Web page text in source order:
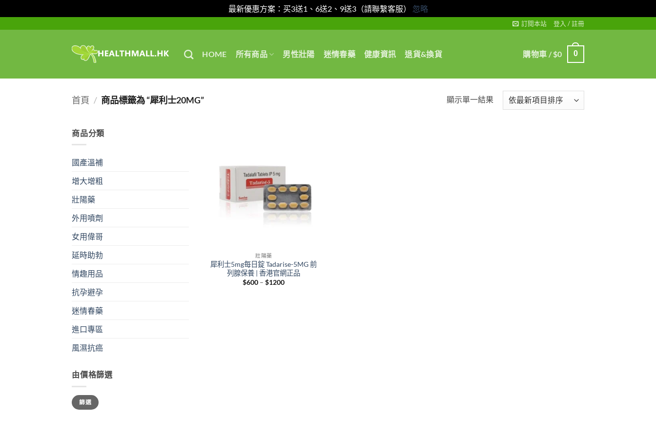
最新優惠方案：买3送1、6送2、9送3（請聯繫客服） 忽略
訂閱本站 登入 / 註冊
HOME 所有商品 男性壯陽 迷情春藥 健康資訊 退貨&換貨 購物車 /$0 0
首頁 / 商品標籤為 “犀利士20MG” 顯示單一結果
商品分類
國產溫補
增大增粗
壯陽藥
外用噴劑
女用偉哥
延時助勃
情趣用品
抗孕避孕
迷情春藥
進口專區
風濕抗癌
由價格篩選
最
低
價
最
高
價
篩選
壯陽藥
犀利士5mg每日錠 Tadarise-5MG 前
列腺保養 | 香港官網正品
$600 – $1200Price